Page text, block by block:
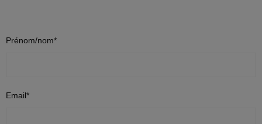
Prénom/nom*
Email*